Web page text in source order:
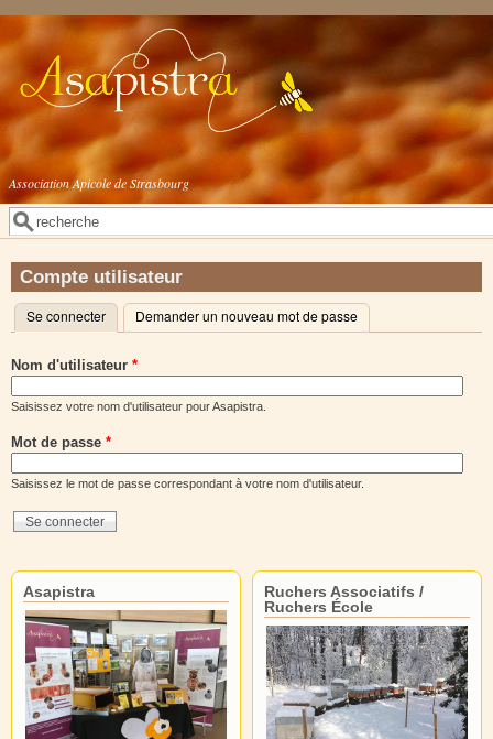
Aller au contenu principal
Association Apicole de Strasbourg
Formulaire de recherche
Rechercher
Compte utilisateur
Onglets principaux
Se connecter (onglet actif)
Demander un nouveau mot de passe
Nom d'utilisateur *
Saisissez votre nom d'utilisateur pour Asapistra.
Mot de passe *
Saisissez le mot de passe correspondant à votre nom d'utilisateur.
Asapistra
Ruchers Associatifs /
Ruchers École